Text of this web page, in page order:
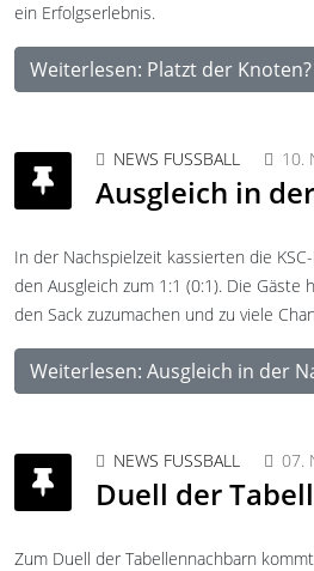
ein Erfolgserlebnis.
Weiterlesen: Platzt der Knoten?
NEWS FUSSBALL 10.
Ausgleich in
In der Nachspielzeit kassierten die
den Ausgleich zum 1:1 (0:1). Die Gäste
den Sack zuzumachen und zu viele
Weiterlesen: Ausgleich in der
NEWS FUSSBALL 07.
Duell der
Zum Duell der Tabellennachbarn